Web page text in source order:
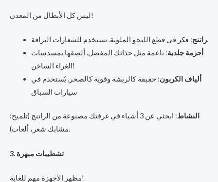
ليس كل الأبطال من المعدن!
راتنج: فكر في قطع الليجو الملونة. تستخدم للشعارات البراقة.
أحزمة جلدية: ناعمة مثل حذائك المفضل. ألصقها بمسدسات
الغراء الساخن!
ألياف الكربون: خفيفة كالريشة وقوية كالصخر. يُستخدم في
سيارات السباق
النشاط
: ابحثي عن 3 أشياء في غرفتك مصنوعة من الراتنج (تلميح:
مشابك شعر، ألعاب).
3. تشطيبات مبهرة
مظهر الأجهزة مهم للغاية!